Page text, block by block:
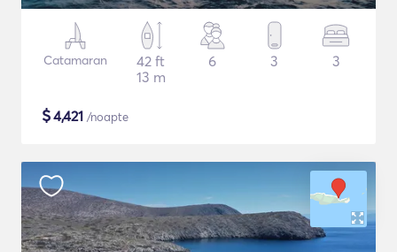
Catamaran
42 ft
13 m
6 3 3
$4,421 /noapte